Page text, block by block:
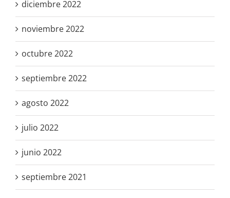
diciembre 2022
noviembre 2022
octubre 2022
septiembre 2022
agosto 2022
julio 2022
junio 2022
septiembre 2021